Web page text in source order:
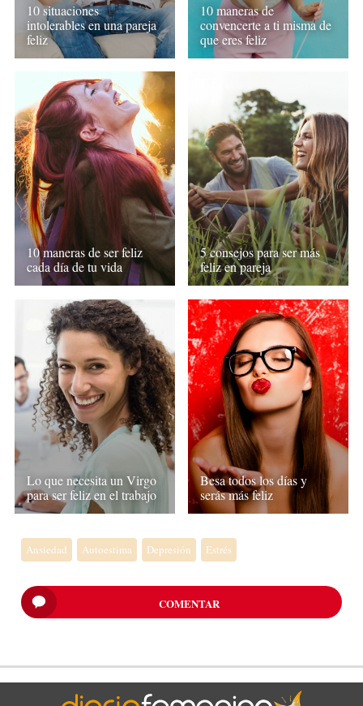
10 situaciones
intolerables en una pareja
feliz
10 maneras de
convencerte a ti misma de
que eres feliz
10 maneras de ser feliz
cada día de tu vida
5 consejos para ser más
feliz en pareja
Lo que necesita un Virgo
para ser feliz en el trabajo
Besa todos los días y
serás más feliz
Ansiedad Autoestima Depresión Estrés
COMENTAR